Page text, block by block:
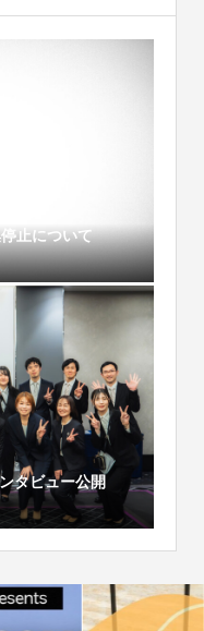
止について
タビュー公開